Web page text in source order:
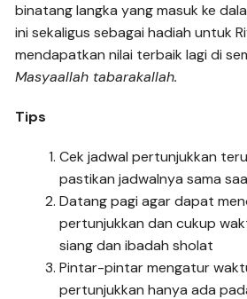
binatang langka yang masuk ke
ini sekaligus sebagai hadiah untuk
mendapatkan nilai terbaik lagi di
Masyaallah tabarakallah.
Tips
Cek jadwal pertunjukkan
pastikan jadwalnya sama
Datang pagi agar dapat
pertunjukkan dan cukup
siang dan ibadah sholat
Pintar-pintar mengatur
pertunjukkan hanya ada